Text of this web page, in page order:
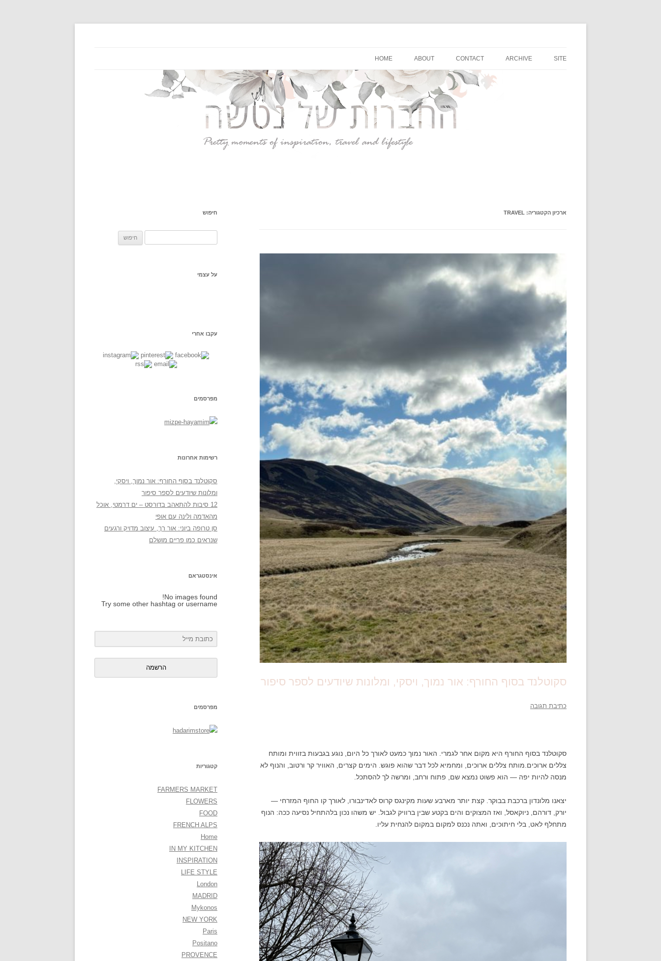
SITE
ARCHIVE
CONTACT
ABOUT
HOME
ארכיון הקטגוריה: TRAVEL
סקוטלנד בסוף החורף: אור נמוך, ויסקי, ומלונות שיודעים לספר סיפור
כתיבת תגובה
סקוטלנד בסוף החורף היא מקום אחר לגמרי. האור נמוך כמעט לאורך כל היום, נוגע בגבעות בזווית ומותח
צללים ארוכים.מותח צללים ארוכים, ומחמיא לכל דבר שהוא פוגש. הימים קצרים, האוויר קר ורטוב, והנוף לא
מנסה להיות יפה — הוא פשוט נמצא שם, פתוח ורחב, ומרשה לך להסתכל.
יצאנו מלונדון ברכבת בבוקר. קצת יותר מארבע שעות מקינגס קרוס לאדינבורו, לאורך קו החוף המזרחי —
יורק, דורהם, ניוקאסל, ואז המצוקים והים בקטע שבין ברוויק לגבול. יש משהו נכון בלהתחיל נסיעה ככה: הנוף
מתחלף לאט, בלי חיתוכים, ואתה נכנס למקום במקום להנחית עליו.
חיפוש
:על עצמי
עקבו אחרי
מפרסמים
רשימות אחרונות
סקוטלנד בסוף החורף: אור נמוך, ויסקי,
ומלונות שיודעים לספר סיפור
12 סיבות להתאהב בדורסט – ים דרמטי, אוכל
מהאדמה ולינה עם אופי
סן טרופה ביוני: אור רך, עיצוב מדויק ורגעים
שנראים כמו פריים מושלם
אינסטגראם
No images found!
Try some other hashtag or username
הרשמה
מפרסמים
קטגוריות
FARMERS MARKET
FLOWERS
FOOD
FRENCH ALPS
Home
IN MY KITCHEN
INSPIRATION
LIFE STYLE
London
MADRID
Mykonos
NEW YORK
Paris
Positano
PROVENCE